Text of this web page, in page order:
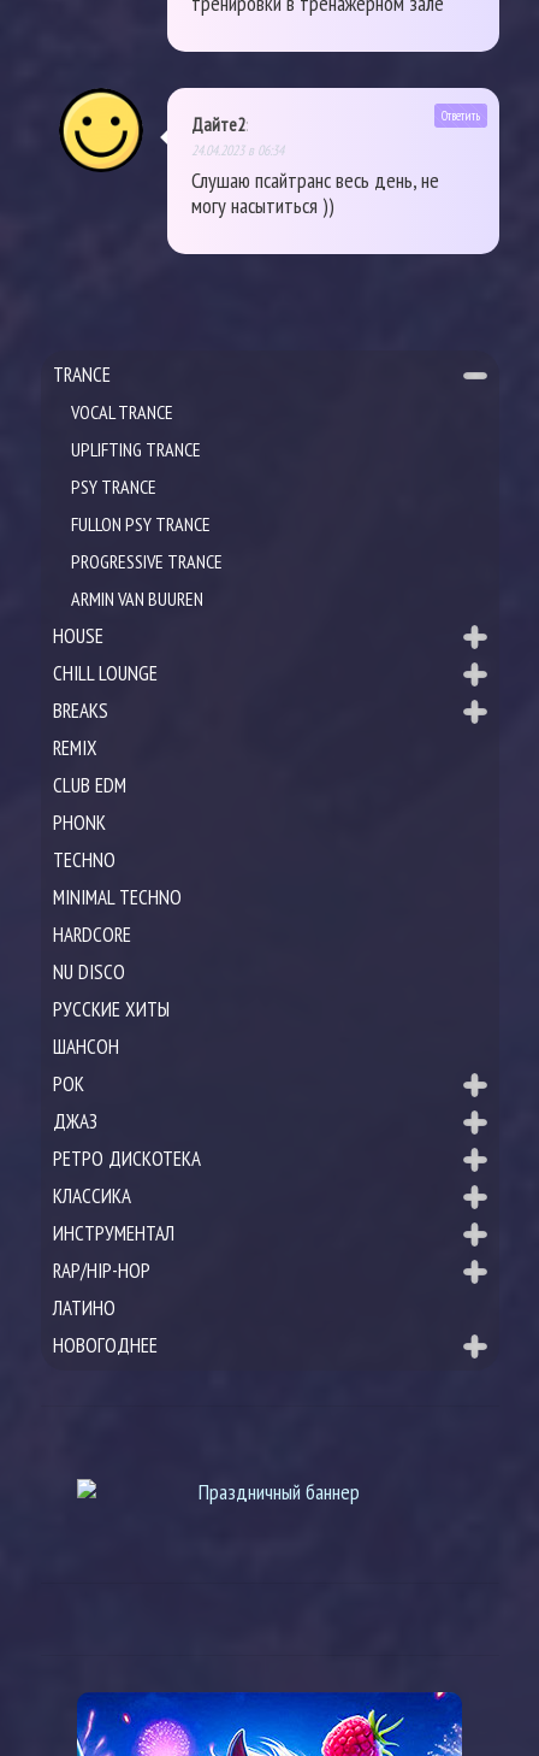
Дайте2:
24.04.2023 в 06:34
Слушаю псайтранс весь день, не
могу насытиться ))
Ответить
TRANCE
VOCAL TRANCE
UPLIFTING TRANCE
PSY TRANCE
FULLON PSY TRANCE
PROGRESSIVE TRANCE
ARMIN VAN BUUREN
HOUSE
CHILL LOUNGE
BREAKS
REMIX
CLUB EDM
PHONK
TECHNO
MINIMAL TECHNO
HARDCORE
NU DISCO
РУССКИЕ ХИТЫ
ШАНСОН
РОК
ДЖАЗ
РЕТРО ДИСКОТЕКА
КЛАССИКА
ИНСТРУМЕНТАЛ
RAP/HIP-HOP
ЛАТИНО
НОВОГОДНЕЕ